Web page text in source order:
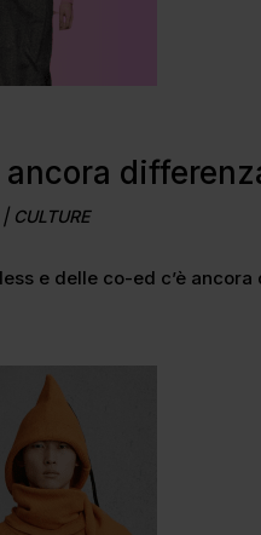
ancora
CULTURE
e delle co-ed c’è